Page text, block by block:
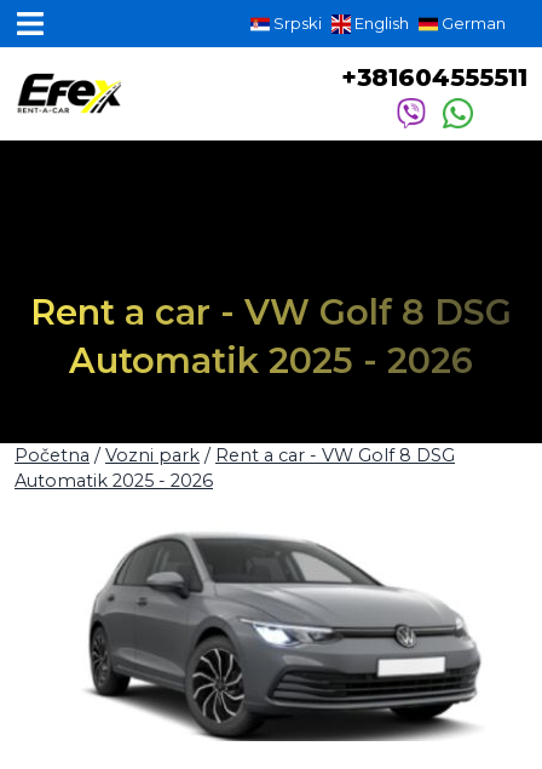
Srpski English German
+381604555511
Rent a car - VW Golf 8 DSG
Automatik 2025 - 2026
Početna / Vozni park / Rent a car - VW Golf 8 DSG
Automatik 2025 - 2026